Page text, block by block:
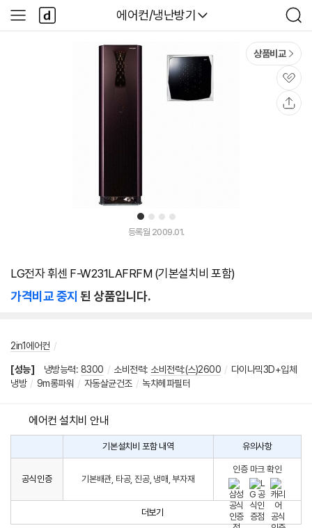
다나와
에어컨/냉난방기
검
색
사
이
다
나
와
1 2 3 4
상품비교
관
심
등록월 2009.01.
LG전자 휘센 F-W231LAFRFM (기본설치비 포함)
가격비교 중지 된 상품입니다.
2in1에어컨 /
[성능] 냉방능력: 8300 / 소비전력: 소비전력:(스)2600 / 다이나믹3D+입체
냉방 / 9m롱파워 / 자동살균건조 / 녹차헤파필터
에어컨 설치비 안내
구
시
컨
설
기본설치비 포함 내역 유의사항
공식인증 기본배관, 타공, 진공, 냉매, 부자재
인증 마크 확인
더보기